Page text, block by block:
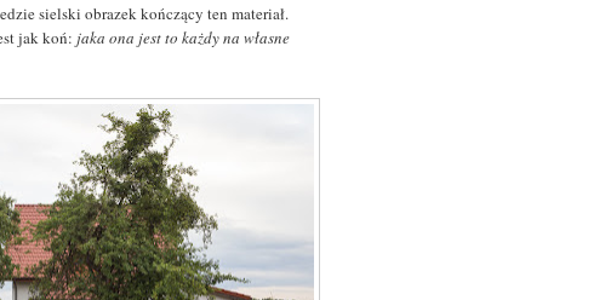
sielski obrazek kończący ten materiał.
jak koń: jaka ona jest to każdy na własne